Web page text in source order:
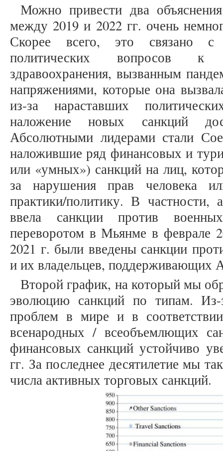
Можно привести два
между 2019 и 2022 гг. очень
Скорее всего, это связано
политических вопросов к
здравоохранения, вызванным
напряжениями, которые она
из-за нараставших
наложение новых санкций
Абсолютными лидерами стали
наложившие ряд финансовых и
или «умных») санкций на лиц,
за нарушения прав человека
практики/политику. В частности,
ввела санкции против
переворотом в Мьянме в феврале
2021 г. были введены санкции
и их владельцев, поддерживающих
Второй график, на который мы
эволюцию санкций по типам. Из-
проблем в мире и в
всенародных / всеобъемлющих
финансовых санкций устойчиво
гг. За последнее десятилетие мы
числа активных торговых санкций.